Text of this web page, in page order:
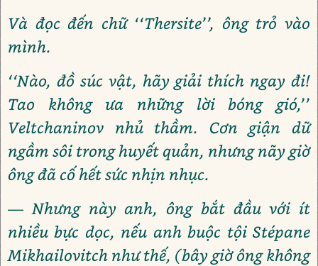
Và đọc đến chữ ‘‘Thersite’’, ông trỏ vào
mình.
‘‘Nào, đồ súc vật, hãy giải thích ngay đi!
Tao không ưa những lời bóng gió,’’
Veltchaninov nhủ thầm. Cơn giận dữ
ngầm sôi trong huyết quản, nhưng nãy giờ
ông đã cố hết sức nhịn nhục.
— Nhưng này anh, ông bắt đầu với ít
nhiều bực dọc, nếu anh buộc tội Stépane
Mikhailovitch như thế, (bây giờ ông không